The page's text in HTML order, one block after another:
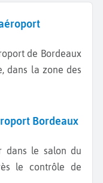
dans la zone des
Bordeaux
le contrôle de